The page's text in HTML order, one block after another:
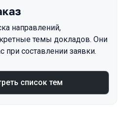
направлений,
темы докладов. Они
при составлении заявки.
список тем